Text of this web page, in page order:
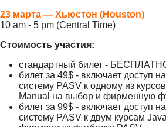
23 марта — Хьюстон (Houston)
10 am - 5 pm (Central Time)
Стоимость участия:
стандартный билет -
билет за 49$ - включает доступ
систему PASV к одному из
Manual на выбор и фирменную
билет за 99$ - включает доступ
систему PASV к двум курсам